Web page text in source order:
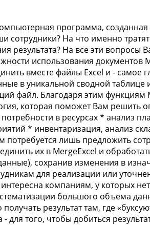
программа,
сотрудники? На что именно
результата? На все эти вопросы
использования документов
вместе файлы Excel и - самое
в уникальной сводной таблице
файл. Благодаря этим функциям
которая поможет Вам решить
в ресурсах * анализ
* инвентаризация, анализ
лишь предложить
их в MergeExcel и
сохранив изменения в
для реализации или
компаниям, у которых
большого объема
результат там, где
для того, чтобы добиться